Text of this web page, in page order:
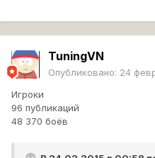
TuningVN
Опубликовано: 24
Игроки
96 публикаций
48 370 боёв